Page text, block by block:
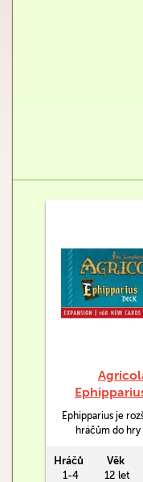
Ephipparius je
hráčům do
vylepšení, se
farmařit ještě o
Hráčů
1-4
Věk
12 let